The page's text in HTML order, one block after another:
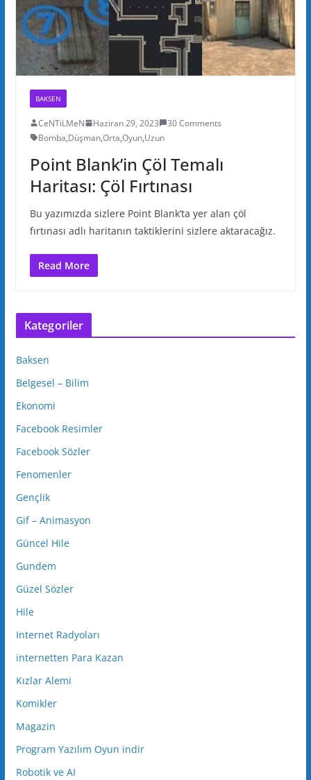
BAKSEN
CeNTiLMeN Haziran 29, 2023
30 Comments
Bomba,Düşman,Orta,Oyun,Uzun
Point Blank’in Çöl Temalı
Haritası: Çöl Fırtınası
Bu yazımızda sizlere Point Blank’ta yer alan çöl
fırtınası adlı haritanın taktiklerini sizlere aktaracağız.
Read More
Kategoriler
Baksen
Belgesel – Bilim
Ekonomi
Facebook Resimler
Facebook Sözler
Fenomenler
Gençlik
Gif – Animasyon
Güncel Hile
Gundem
Güzel Sözler
Hile
Internet Radyoları
internetten Para Kazan
Kızlar Alemi
Komikler
Magazin
Program Yazılım Oyun indir
Robotik ve AI